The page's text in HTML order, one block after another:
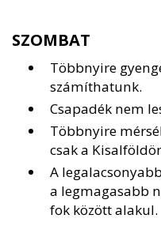
SZOMBAT
Többnyire
számíthatunk.
Csapadék nem
Többnyire
csak a
A
a legmagasabb
fok között alakul.